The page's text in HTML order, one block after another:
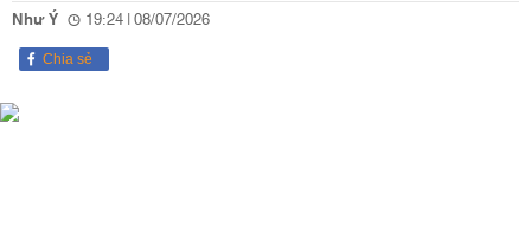
Như Ý 19:24 | 08/07/2026
Chia sẻ